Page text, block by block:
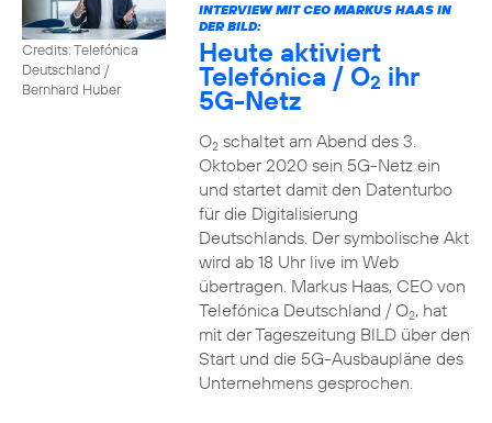
Credits: Telefónica
Deutschland /
Bernhard Huber
INTERVIEW MIT CEO MARKUS HAAS IN
DER BILD:
Heute aktiviert
Telefónica / O2 ihr
5G-Netz
O2schaltet am Abend des 3.
Oktober 2020 sein 5G-Netz ein
und startet damit den Datenturbo
für die Digitalisierung
Deutschlands. Der symbolische Akt
wird ab 18 Uhr live im Web
übertragen. Markus Haas, CEO von
Telefónica Deutschland / O2, hat
mit der Tageszeitung BILD über den
Start und die 5G-Ausbaupläne des
Unternehmens gesprochen.